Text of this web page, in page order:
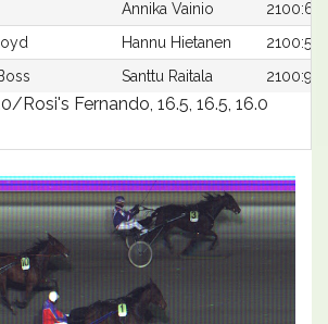
Annika Vainio
2100:6
Hannu Hietanen
2100:5
Santtu Raitala 2100:9
Rosi's Fernando, 16.5, 16.5, 16.0